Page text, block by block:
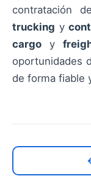
contratación
trucking y
cargo y
oportunidades
de forma fiable